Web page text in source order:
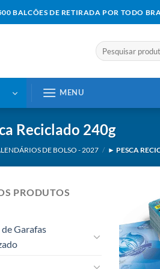
BALCÕES DE RETIRADA POR TODO
Pesquisar
por:
MENU
Reciclado 240g
DE BOLSO - 2027 / ► PESCA
PRODUTOS
Garafas